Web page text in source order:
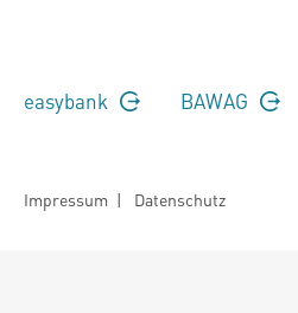
easybank BAWAG
Impressum | Datenschutz